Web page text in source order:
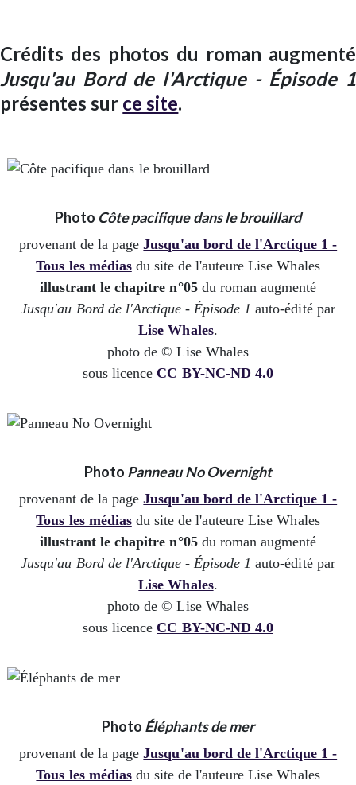
Crédits des photos du roman augmenté
Jusqu'au Bord de l'Arctique - Épisode 1
présentes sur ce site.
Photo Côte pacifique dans le brouillard
provenant de la pageJusqu'au bord de l'Arctique 1 -
Tous les médiasdu site de l'auteure Lise Whales
illustrant le chapitre n°05du roman augmenté
Jusqu'au Bord de l'Arctique - Épisode 1 auto-édité par
Lise Whales.
photo de © Lise Whales
sous licence CC BY-NC-ND 4.0
Photo Panneau No Overnight
provenant de la pageJusqu'au bord de l'Arctique 1 -
Tous les médiasdu site de l'auteure Lise Whales
illustrant le chapitre n°05du roman augmenté
Jusqu'au Bord de l'Arctique - Épisode 1 auto-édité par
Lise Whales.
photo de © Lise Whales
sous licence CC BY-NC-ND 4.0
Photo Éléphants de mer
provenant de la pageJusqu'au bord de l'Arctique 1 -
Tous les médiasdu site de l'auteure Lise Whales